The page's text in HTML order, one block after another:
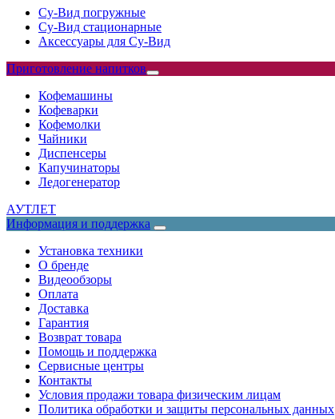
Су-Вид погружные
Су-Вид стационарные
Аксессуары для Су-Вид
Приготовление напитков
Кофемашины
Кофеварки
Кофемолки
Чайники
Диспенсеры
Капучинаторы
Ледогенератор
АУТЛЕТ
Информация и поддержка
Установка техники
О бренде
Видеообзоры
Оплата
Доставка
Гарантия
Возврат товара
Помощь и поддержка
Сервисные центры
Контакты
Условия продажи товара физическим лицам
Политика обработки и защиты персональных данных